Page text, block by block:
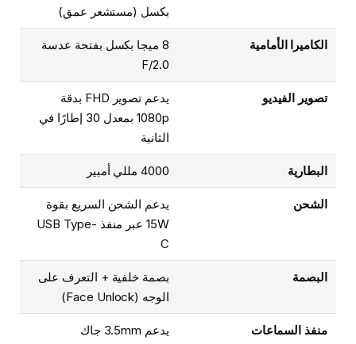
بكسل (مستشعر عمق)
الكاميرا الأمامية
8 ميجا بكسل بفتحة عدسة
F/2.0
تصوير الفيديو
يدعم تصوير FHD بدقة
1080p بمعدل 30 إطارًا في
الثانية
البطارية 4000 مللي أمبير
الشحن
يدعم الشحن السريع بقوة
15W عبر منفذ USB Type-
C
البصمة
بصمة خلفية + التعرف على
الوجه (Face Unlock)
منفذ السماعات يدعم 3.5mm جاك